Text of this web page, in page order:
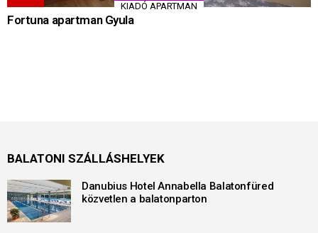
KIADÓ APARTMAN
Fortuna apartman Gyula
BALATONI SZÁLLÁSHELYEK
Danubius Hotel Annabella Balatonfüred
közvetlen a balatonparton